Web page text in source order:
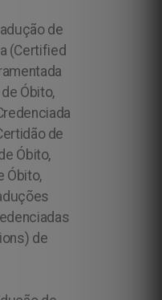
de
(Certified
Óbito,
de
Óbito,
Óbito,
de